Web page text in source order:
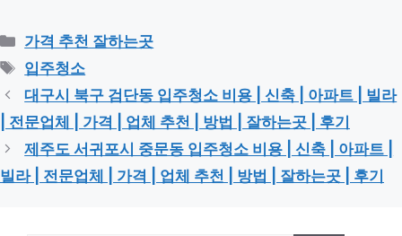
카
테
고
리
가격 추천 잘하는곳
태
그
입주청소
대구시 북구 검단동 입주청소 비용 | 신축 | 아파트 | 빌라
| 전문업체 | 가격 | 업체 추천 | 방법 | 잘하는곳 | 후기
제주도 서귀포시 중문동 입주청소 비용 | 신축 | 아파트 |
빌라 | 전문업체 | 가격 | 업체 추천 | 방법 | 잘하는곳 | 후기